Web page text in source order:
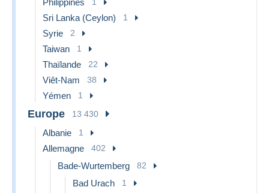
Sri Lanka (Ceylon) 1
Syrie 2
Taiwan 1
Thaïlande 22
Viêt-Nam 38
Yémen 1
Europe 13 430
Albanie 1
Allemagne 402
Bade-Wurtemberg 82
Bad Urach 1